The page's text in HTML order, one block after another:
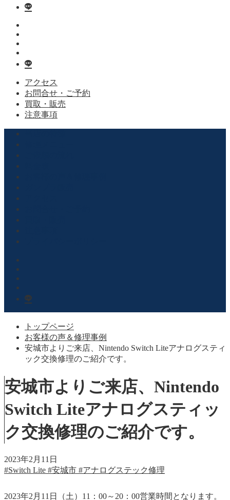
アクセス
お問合せ・ご予約
買取・販売
注意事項
トップページ
お客様の声＆修理事例
安城市よりご来店、Nintendo Switch Liteアナログスティ
ック交換修理のご紹介です。
安城市よりご来店、Nintendo
Switch Liteアナログスティッ
ク交換修理のご紹介です。
2023年2月11日
#Switch Lite #安城市 #アナログステック修理
2023年2月11日（土）11：00～20：00営業時間となります。